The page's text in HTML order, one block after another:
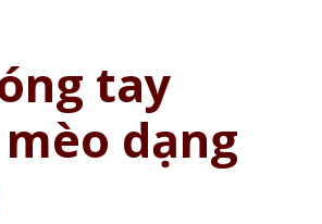
tay
dạng